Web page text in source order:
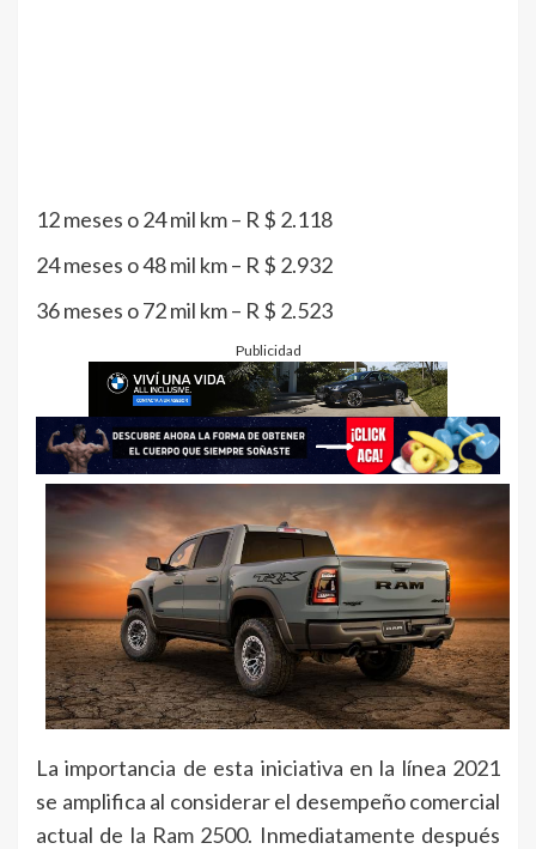
12 meses o 24 mil km – R $ 2.118
24 meses o 48 mil km – R $ 2.932
36 meses o 72 mil km – R $ 2.523
Publicidad
La importancia de esta iniciativa en la línea 2021
se amplifica al considerar el desempeño comercial
actual de la Ram 2500. Inmediatamente después